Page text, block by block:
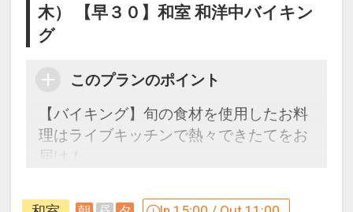
木） 【早３０】和室 和洋中バイキン
グ
このプランのポイント
【バイキング】旬の食材を使用したお料
理はライブキッチンで熱々できたてをお
届け！
場や客室、ラウンジで鬼怒川温泉の魅力